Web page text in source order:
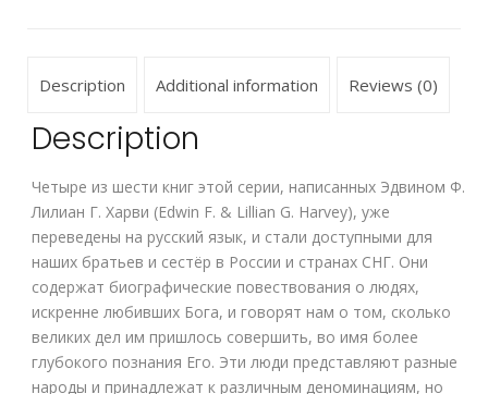
Description Additional information Reviews (0)
Description
Четыре из шести книг этой серии, написанных Эдвином Ф.
Лилиан Г. Харви (Edwin F. & Lillian G. Harvey), уже
переведены на русский язык, и стали доступными для
наших братьев и сестёр в России и странах СНГ. Они
содержат биографические повествования о людях,
искренне любивших Бога, и говорят нам о том, сколько
великих дел им пришлось совершить, во имя более
глубокого познания Его. Эти люди представляют разные
народы и принадлежат к различным деноминациям, но